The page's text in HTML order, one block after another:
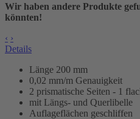
Wir haben andere Produkte
könnten!
‹ ›
Details
Länge 200 mm
0,02 mm/m Genauigkeit
2 prismatische Seiten - 1
mit Längs- und Querlibelle
Auflageflächen geschliffen